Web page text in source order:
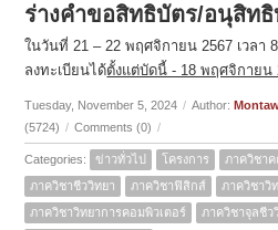
ร่างคำขอสิทธิบัตร/อนุสิท
ในวันที่ 21 – 22 พฤศจิกายน 2567 เวลา
ลงทะเบียนได้ตั้งแต่บัดนี้ - 18 พฤศจิกายน
Tuesday, November 5, 2024 / Author:
(5724) / Comments (0) /
Categories: ข่าวทั่วไป โครงการ ภาควิชา
ภาควิชาชีววิทยา
ภาควิชาฟิสิกส์
ภาควิชาวิ
ภาควิชาวิทยาการคอมพิวเตอร์
ภาควิชาจุลชีว